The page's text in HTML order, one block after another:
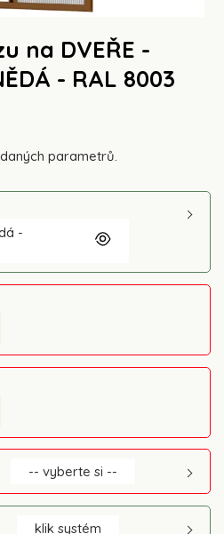
na DVEŘE -
- RAL 8003
parametrů.
-
-- vyberte si --
klik systém